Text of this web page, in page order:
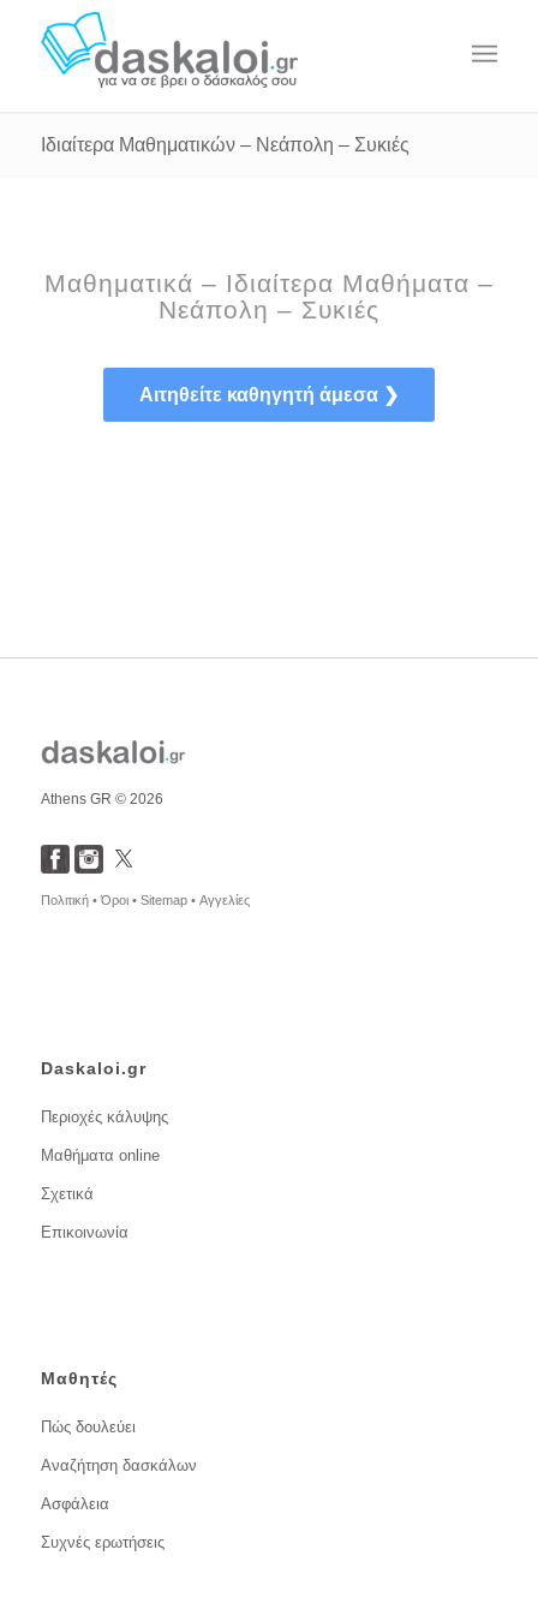
Ιδιαίτερα Μαθηματικών – Νεάπολη – Συκιές
Μαθηματικά – Ιδιαίτερα Μαθήματα –
Νεάπολη – Συκιές
Αιτηθείτε καθηγητή άμεσα ❯
Athens GR © 2026
Πολιτική •Όροι • Sitemap • Αγγελίες
Daskaloi.gr
Περιοχές κάλυψης
Μαθήματα online
Σχετικά
Επικοινωνία
Μαθητές
Πώς δουλεύει
Αναζήτηση δασκάλων
Ασφάλεια
Συχνές ερωτήσεις